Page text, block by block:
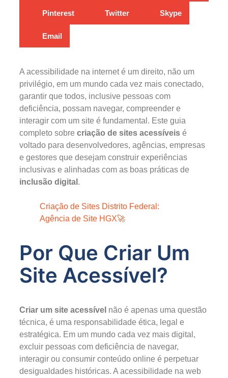
Pinterest Twitter Skype
Email
A acessibilidade na internet é um direito, não um
privilégio, em um mundo cada vez mais conectado,
garantir que todos, inclusive pessoas com
deficiência, possam navegar, compreender e
interagir com um site é fundamental. Este guia
completo sobre criação de sites acessíveis é
voltado para desenvolvedores, agências, empresas
e gestores que desejam construir experiências
inclusivas e alinhadas com as boas práticas de
inclusão digital .
Criação de Sites Distrito Federal:
Agência de Site HGX🚀
Por Que Criar Um
Site Acessível?
Criar um site acessível não é apenas uma questão
técnica, é uma responsabilidade ética, legal e
estratégica. Em um mundo cada vez mais digital,
excluir pessoas com deficiência de navegar,
interagir ou consumir conteúdo online é perpetuar
desigualdades históricas. A acessibilidade na web